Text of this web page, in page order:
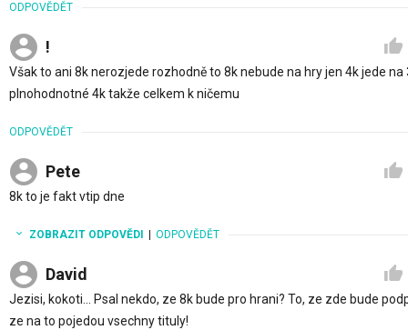
ODPOVĚDĚT
!
Však to ani 8k nerozjede rozhodně to 8k nebude na hry jen 4k jede
plnohodnotné 4k takže celkem k ničemu
ODPOVĚDĚT
Pete
8k to je fakt vtip dne
ZOBRAZIT ODPOVĚDI ODPOVĚDĚT
David
Jezisi, kokoti... Psal nekdo, ze 8k bude pro hrani? To, ze zde bude
ze na to pojedou vsechny tituly!